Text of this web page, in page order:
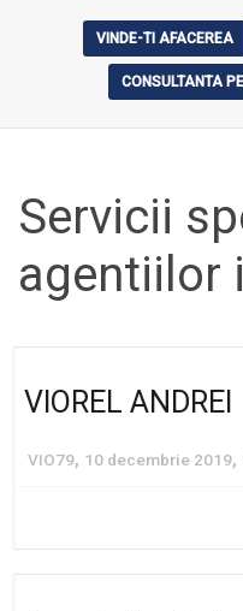
VINDE-TI AFACEREA
CONSULTANTA
Servicii
agentiilor
VIOREL ANDREI
VIO79, 10 decembrie 2019,